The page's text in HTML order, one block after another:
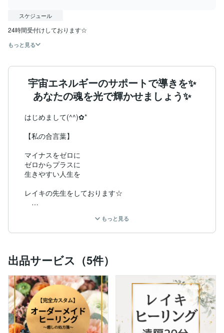
スケジュール
24時間受付けしております☆
もっと見る
宇宙エネルギーのサポートで導きを✨
あなたの魂を光で輝かせましょう✨
はじめまして(^^)✿*
【私の合言葉】
マイナスをゼロに
ゼロからプラスに
生きやすい人生を
レイキの先生をしております☆
♦︎臼井レイキティーチャー
♢除霊浄化浄霊ヒーリング
♦︎カルナレイキ®︎マスター
♢ライタリアン™️レイキ
♦︎各種エネルギーワーク
スピリチュアルと潜在意識を活用して
自分らしく生きるために探求しています☆
もっと見る
出品サービス（5件）